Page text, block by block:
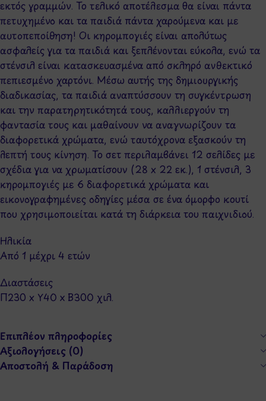
εκτός γραμμών. Το τελικό αποτέλεσμα θα είναι πάντα
πετυχημένο και τα παιδιά πάντα χαρούμενα και με
αυτοπεποίθηση! Οι κηρομπογιές είναι απολύτως
ασφαλείς για τα παιδιά και ξεπλένονται εύκολα, ενώ τα
στένσιλ είναι κατασκευασμένα από σκληρό ανθεκτικό
πεπιεσμένο χαρτόνι. Μέσω αυτής της δημιουργικής
διαδικασίας, τα παιδιά αναπτύσσουν τη συγκέντρωση
και την παρατηρητικότητά τους, καλλιεργούν τη
φαντασία τους και μαθαίνουν να αναγνωρίζουν τα
διαφορετικά χρώματα, ενώ ταυτόχρονα εξασκούν τη
λεπτή τους κίνηση. Το σετ περιλαμβάνει 12 σελίδες με
σχέδια για να χρωματίσουν (28 x 22 εκ.), 1 στένσιλ, 3
κηρομπογιές με 6 διαφορετικά χρώματα και
εικονογραφημένες οδηγίες μέσα σε ένα όμορφο κουτί
που χρησιμοποιείται κατά τη διάρκεια του παιχνιδιού.
Ηλικία
Από 1 μέχρι 4 ετών
Διαστάσεις
Π230 x Y40 x Β300 χιλ.
Επιπλέον πληροφορίες
Αξιολογήσεις (0)
Αποστολή & Παράδοση